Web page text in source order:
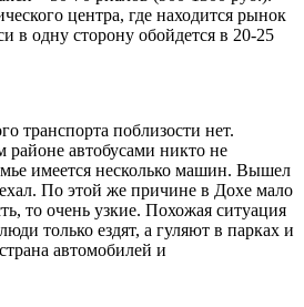
центра, где находится рынок
в одну сторону обойдется в 20-25
транспорта поблизости нет.
районе автобусами никто не
имеется несколько машин. Вышел
По этой же причине в Дохе мало
то очень узкие. Похожая ситуация
только ездят, а гуляют в парках и
автомобилей и